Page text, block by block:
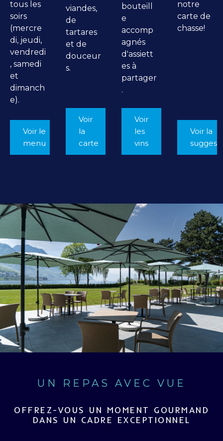
tous les
soirs
(mercre
di, jeudi,
vendredi
, samedi
et
dimanch
e).
Voir le
menu
viandes,
de
tartares
et de
douceur
s.
Voir
la
carte
bouteill
e
accomp
agnés
d'assiett
es à
partager
.
Voir
les
vins
notre
carte de
chasse!
Voir la
UN REPAS AVEC VUE
OFFREZ-VOUS UN MOMENT GOURMAND
DANS UN CADRE EXCEPTIONNEL